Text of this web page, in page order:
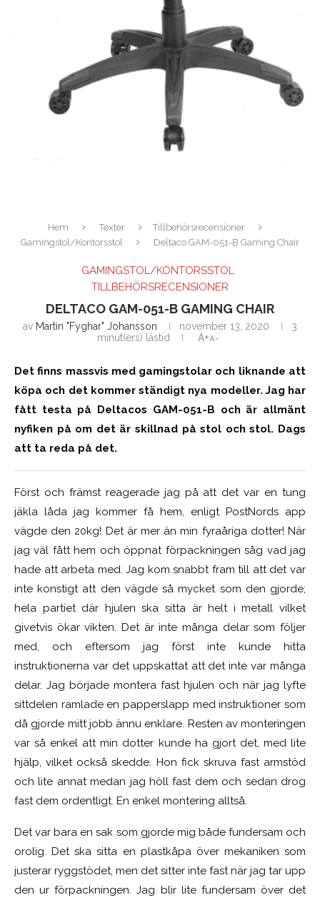
Hem Texter
Tillbehörsrecensioner
Gamingstol/Kontorsstol
Deltaco GAM-051-B Gaming Chair
GAMINGSTOL/KONTORSSTOL
TILLBEHÖRSRECENSIONER
DELTACO GAM-051-B GAMING CHAIR
av Martin "Fyghar" Johansson november 13, 2020
3
minut(ers) lästid
A+A-
Det finns massvis med gamingstolar och liknande att
köpa och det kommer ständigt nya modeller. Jag har
fått testa på Deltacos GAM-051-B och är allmänt
nyfiken på om det är skillnad på stol och stol. Dags
att ta reda på det.
Först och främst reagerade jag på att det var en tung
jäkla låda jag kommer få hem, enligt PostNords app
vägde den 20kg! Det är mer än min fyraåriga dotter! När
jag väl fått hem och öppnat förpackningen såg vad jag
hade att arbeta med. Jag kom snabbt fram till att det var
inte konstigt att den vägde så mycket som den gjorde;
hela partiet där hjulen ska sitta är helt i metall vilket
givetvis ökar vikten. Det är inte många delar som följer
med, och eftersom jag först inte kunde hitta
instruktionerna var det uppskattat att det inte var många
delar. Jag började montera fast hjulen och när jag lyfte
sittdelen ramlade en papperslapp med instruktioner som
då gjorde mitt jobb ännu enklare. Resten av monteringen
var så enkel att min dotter kunde ha gjort det, med lite
hjälp, vilket också skedde. Hon fick skruva fast armstöd
och lite annat medan jag höll fast dem och sedan drog
fast dem ordentligt. En enkel montering alltså.
Det var bara en sak som gjorde mig både fundersam och
orolig. Det ska sitta en plastkåpa över mekaniken som
justerar ryggstödet, men det sitter inte fast när jag tar upp
den ur förpackningen. Jag blir lite fundersam över det